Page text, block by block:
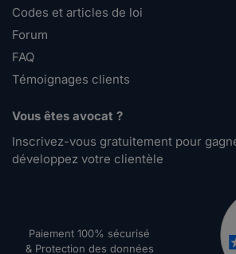
Codes et articles de loi
Forum
FAQ
Témoignages clients
Vous êtes avocat ?
Inscrivez-vous gratuitement pour
développez votre clientèle
Paiement 100% sécurisé
& Protection des données